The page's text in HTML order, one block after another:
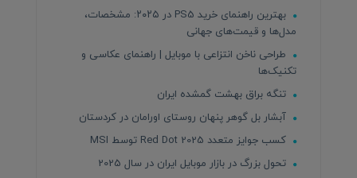
بهترین راهنمای خرید PS5 در ۲۰۲۵: مشخصات،
مدل‌ها و قیمت‌های جهانی
طراحی ناخن انتزاعی با موبایل | راهنمای عکاسی و
تکنیک‌ها
تنگه براق بهشت گمشده ایران
آبشار بل گوهر پنهان روستای اورامان در کردستان
کسب جوایز متعدد Red Dot 2025 توسط MSI
تحول بزرگ در بازار موبایل ایران در سال 2025